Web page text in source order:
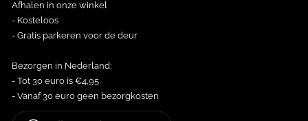
Afhalen in onze winkel
- Kosteloos
- Gratis parkeren voor de deur
Bezorgen in Nederland:
- Tot 30 euro is €4,95
- Vanaf 30 euro geen bezorgkosten